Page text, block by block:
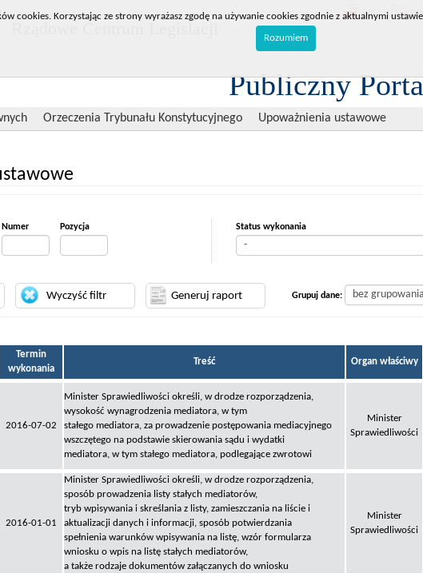
BIP
Publiczny
Orzeczenia Trybunału Konstytucyjnego Upoważnienia ustawowe
Numer Pozycja Status wykonania
Grupuj dane:
Termin
wykonania
Treść Organ właściwy
2016-07-02
Minister Sprawiedliwości określi, w drodze rozporządzenia,
wysokość wynagrodzenia mediatora, w tym
stałego mediatora, za prowadzenie postępowania mediacyjnego
wszczętego na podstawie skierowania sądu i wydatki
mediatora, w tym stałego mediatora, podlegające zwrotowi
Minister
Sprawiedliwości
2016-01-01
Minister Sprawiedliwości określi, w drodze rozporządzenia,
sposób prowadzenia listy stałych mediatorów,
tryb wpisywania i skreślania z listy, zamieszczania na liście i
aktualizacji danych i informacji, sposób potwierdzania
spełnienia warunków wpisywania na listę, wzór formularza
wniosku o wpis na listę stałych mediatorów,
a także rodzaje dokumentów załączanych do wniosku
Minister
Sprawiedliwości
cookies. Korzystając ze strony wyrażasz zgodę na używanie cookies zgodnie z aktualnymi
Rozumiem